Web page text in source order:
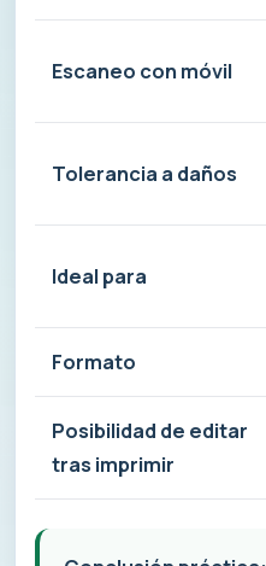
Escaneo con móvil
Tolerancia a daños
Ideal para
Formato
Posibilidad de editar
tras imprimir